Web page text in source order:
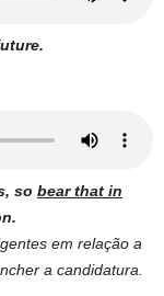
so bear that in
em relação a
a candidatura.